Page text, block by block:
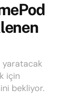
yaratacak
için
bekliyor.